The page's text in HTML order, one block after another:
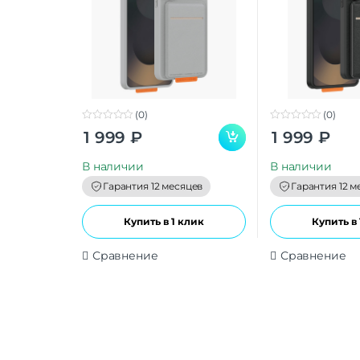
o
(0)
1 999 ₽
В наличии
Гарантия 12 месяцев
Купить в 1 клик
Сравнение
o
(0)
1 999 ₽
В наличии
Гарантия 12
Купить в
Сравнение